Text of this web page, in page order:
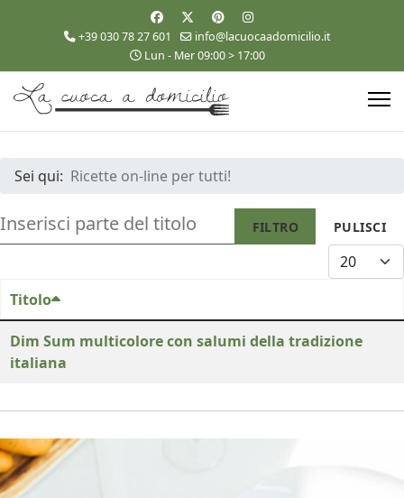
+39 030 78 27 601
info@lacuocaadomicilio.it
Lun - Mer 09:00 > 17:00
Sei qui: Ricette on-line per tutti!
INSERISCI PARTE DEL TITOLO FILTRO PULISCI
Titolo
Dim Sum multicolore con salumi della tradizione
italiana